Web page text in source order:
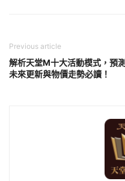
Previous article
解析天堂M十大活動模式，預測
未來更新與物價走勢必讀！